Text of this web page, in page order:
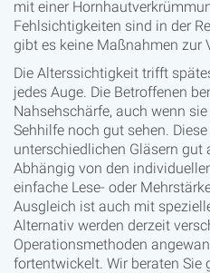
mit einer
Fehlsichtigkeiten sind in der
gibt es keine Maßnahmen zur
Die Alterssichtigkeit trifft
jedes Auge. Die Betroffenen
Nahsehschärfe, auch wenn
Sehhilfe noch gut sehen.
unterschiedlichen Gläsern gut
Abhängig von den
einfache Lese- oder
Ausgleich ist auch mit
Alternativ werden derzeit
Operationsmethoden
fortentwickelt. Wir beraten Sie